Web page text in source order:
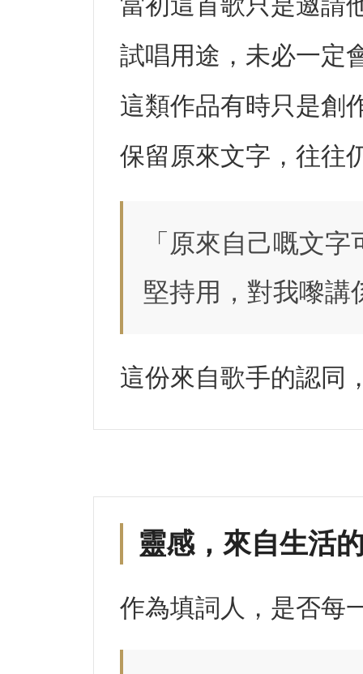
試唱用途，未必一定
這類作品有時只是創
保留原來文字，往往
「原來自己嘅文
堅持用，對我嚟講
這份來自歌手的認同
靈感，來自生活
作為填詞人，是否每